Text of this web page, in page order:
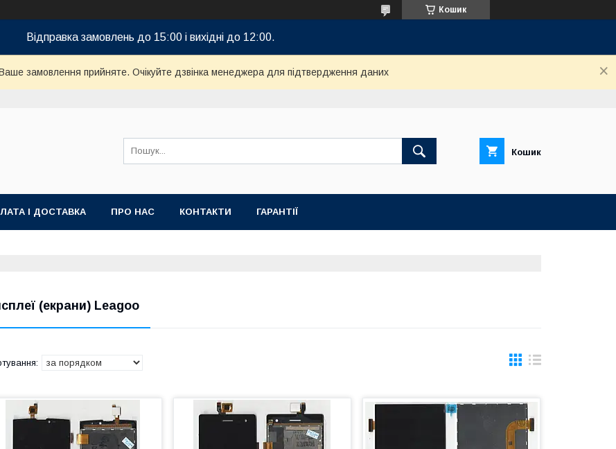
Кошик
Відправка замовлень до 15:00 і вихідні до 12:00.
замовлення прийняте. Очікуйте дзвінка менеджера для підтвердження даних
Кошик
І ДОСТАВКА ПРО НАС КОНТАКТИ ГАРАНТІЇ
(екрани) Leagoo